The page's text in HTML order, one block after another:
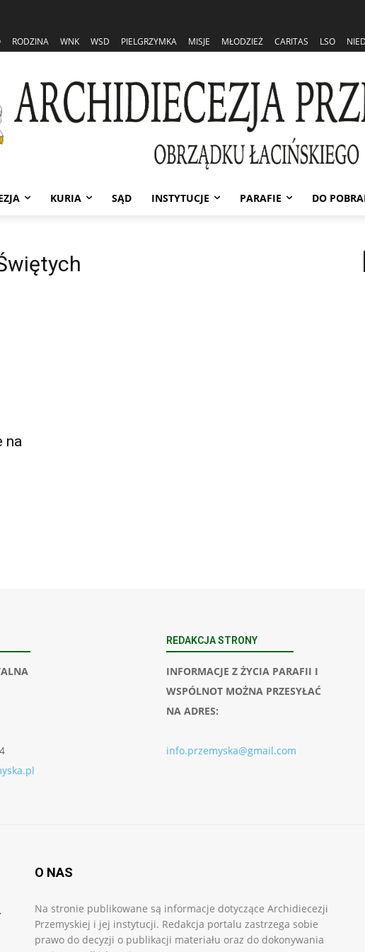
RODZINA WNK WSD PIELGRZYMKA MISJE MŁODZIEŻ CARITAS LSO
KURIA SĄD INSTYTUCJE PARAFIE DO
na
REDAKCJA STRONY
INFORMACJE Z ŻYCIA PARAFII I
WSPÓLNOT MOŻNA PRZESYŁAĆ
NA ADRES:
info.przemyska@gmail.com
O NAS
Na stronie publikowane są informacje dotyczące Archidiecezji
Przemyskiej i jej instytucji. Redakcja portalu zastrzega sobie
prawo do decyzji o publikacji materiału oraz do dokonywania